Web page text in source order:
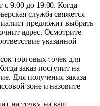
с 9.00 до 19.00. Когда
служба свяжется
предложит выбрать
адрес. Осмотрите
указанной
торговых точек для
заказ поступит на
Для получения заказа
зоне и назовите
на точку, на ваш